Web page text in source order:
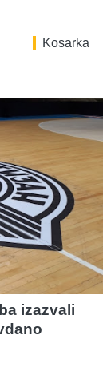
Kosarka
izazvali